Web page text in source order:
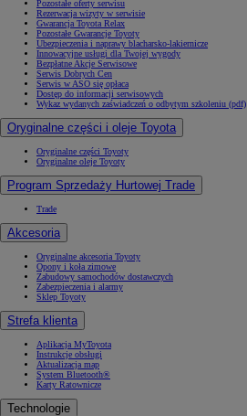
HYBRID
Pozostałe oferty serwisu
Rezerwacja wizyty w serwisie
Gwarancja Toyota Relax
Pozostałe Gwarancje Toyoty
Ubezpieczenia i naprawy blacharsko-lakiernicze
Innowacyjne usługi dla Twojej wygody
Bezpłatne Akcje Serwisowe
Serwis Dobrych Cen
Serwis w ASO się opłaca
Dostęp do informacji serwisowych
Wykaz wydanych zaświadczeń o odbytym szkoleniu (pdf)
Oryginalne części i oleje Toyota
Oryginalne części Toyoty
Oryginalne oleje Toyoty
Program Sprzedaży Hurtowej Trade
Trade
Akcesoria
Oryginalne akcesoria Toyoty
Opony i koła zimowe
Zabudowy samochodów dostawczych
Zabezpieczenia i alarmy
Sklep Toyoty
Strefa klienta
Aplikacja MyToyota
Instrukcje obsługi
Aktualizacja map
System Bluetooth®
Karty Ratownicze
Technologie